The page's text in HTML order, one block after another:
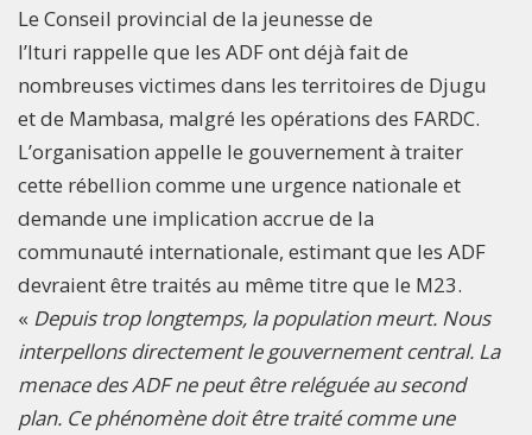
Le Conseil provincial de la jeunesse de
l’Ituri rappelle que les ADF ont déjà fait de
nombreuses victimes dans les territoires de Djugu
et de Mambasa, malgré les opérations des FARDC.
L’organisation appelle le gouvernement à traiter
cette rébellion comme une urgence nationale et
demande une implication accrue de la
communauté internationale, estimant que les ADF
devraient être traités au même titre que le M23.
« Depuis trop longtemps, la population meurt. Nous
interpellons directement le gouvernement central. La
menace des ADF ne peut être reléguée au second
plan. Ce phénomène doit être traité comme une